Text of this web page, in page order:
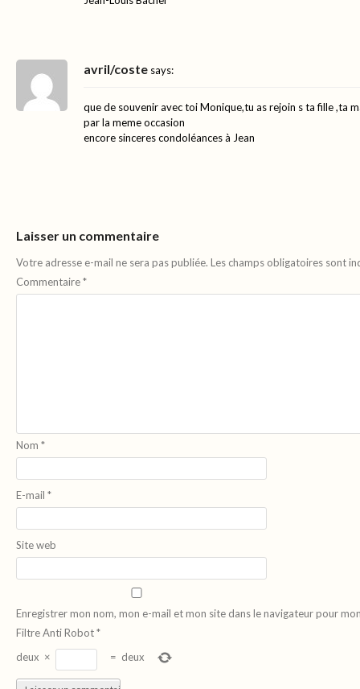
avril/coste says:
que de souvenir avec toi Monique,tu as rejoin s ta fille ,ta
par la meme occasion
encore sinceres condoléances à Jean
Laisser un commentaire
Votre adresse e-mail ne sera pas publiée. Les champs obligatoires sont
Commentaire*
Nom *
E-mail *
Site web
Enregistrer mon nom, mon e-mail et mon site dans le navigateur pour
Filtre Anti Robot*
deux × = deux